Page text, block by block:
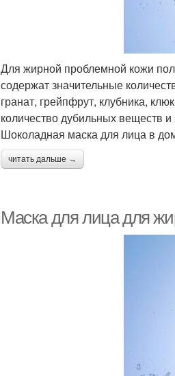
Для жирной проблемной кожи
содержат значительные
гранат, грейпфрут, клубника,
количество дубильных веществ
Шоколадная маска для лица в
читать дальше →
Маска для лица для